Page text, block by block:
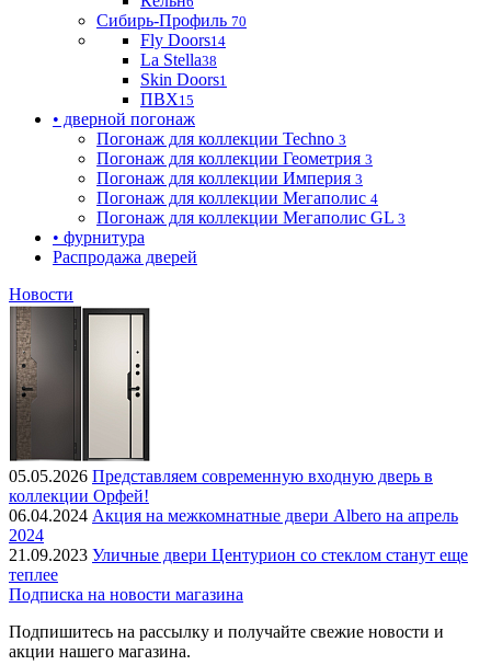
Сибирь-Профиль 70
Fly Doors14
La Stella38
Skin Doors1
ПВХ15
• дверной погонаж
Погонаж для коллекции Techno 3
Погонаж для коллекции Геометрия 3
Погонаж для коллекции Империя 3
Погонаж для коллекции Мегаполис 4
Погонаж для коллекции Мегаполис GL 3
• фурнитура
Распродажа дверей
Новости
05.05.2026 Представляем современную входную дверь в
коллекции Орфей!
06.04.2024 Акция на межкомнатные двери Albero на апрель
2024
21.09.2023 Уличные двери Центурион со стеклом станут еще
теплее
Подписка на новости магазина
Подпишитесь на рассылку и получайте свежие новости и
акции нашего магазина.